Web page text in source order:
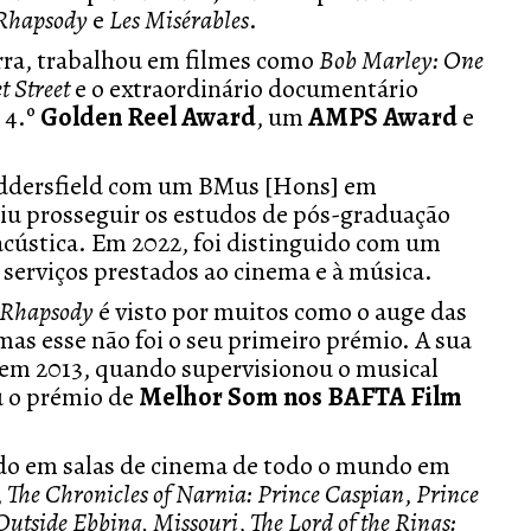
e Les Misérables.
trabalhou em filmes comoBob Marley: One
Streete o extraordinário documentário
Golden Reel Award, umAMPS Awarde
com um BMus [Hons] em
prosseguir os estudos de pós-graduação
Em 2022, foi distinguido com um
prestados ao cinema e à música.
é visto por muitos como o auge das
esse não foi o seu primeiro prémio. A sua
2013, quando supervisionou o musical
o prémio de Melhor Som nos BAFTA Film
em salas de cinema de todo o mundo em
The Chronicles of Narnia: Prince Caspian, Prince
Ebbing, Missouri, The Lord of the Rings: